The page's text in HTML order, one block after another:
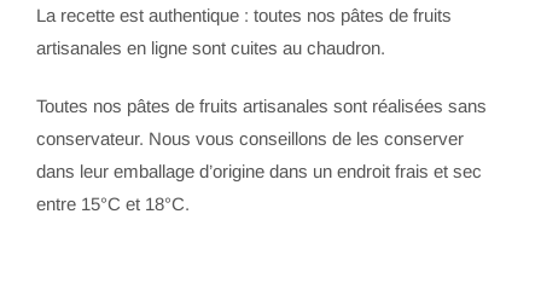
La recette est authentique : toutes nos pâtes de fruits
artisanales en ligne sont cuites au chaudron.
Toutes nos pâtes de fruits artisanales sont réalisées sans
conservateur. Nous vous conseillons de les conserver
dans leur emballage d’origine dans un endroit frais et sec
entre 15°C et 18°C.